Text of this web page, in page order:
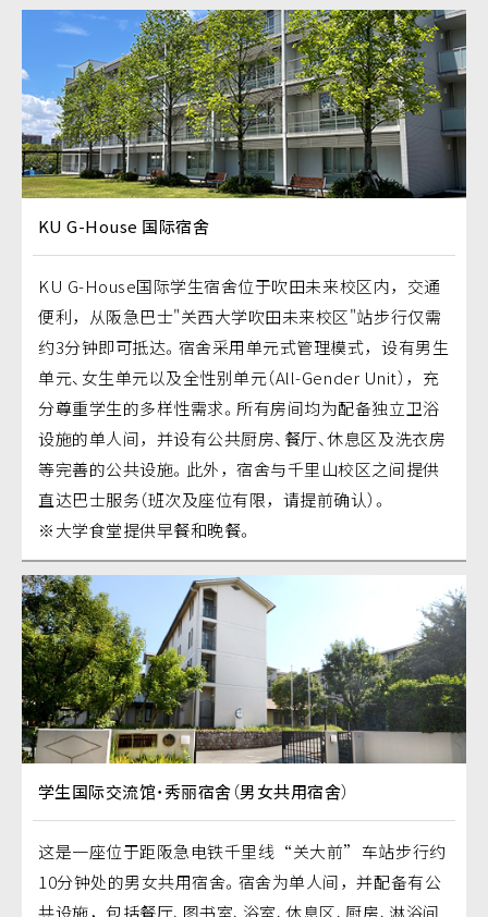
KU G-House 国际宿舍
KU G-House国际学生宿舍位于吹田未来校区内，交通
便利，从阪急巴士"关西大学吹田未来校区"站步行仅需
约3分钟即可抵达。宿舍采用单元式管理模式，设有男生
单元、女生单元以及全性别单元（All-Gender Unit），充
分尊重学生的多样性需求。所有房间均为配备独立卫浴
设施的单人间，并设有公共厨房、餐厅、休息区及洗衣房
等完善的公共设施。此外，宿舍与千里山校区之间提供
直达巴士服务（班次及座位有限，请提前确认）。
※大学食堂提供早餐和晚餐。
学生国际交流馆・秀丽宿舍（男女共用宿舍）
这是一座位于距阪急电铁千里线“关大前”车站步行约
10分钟处的男女共用宿舍。宿舍为单人间，并配备有公